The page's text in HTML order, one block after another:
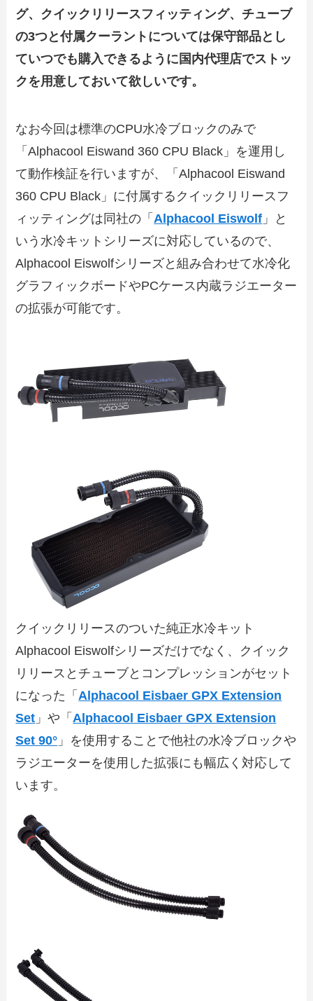
グ、クイックリリースフィッティング、チューブ
の3つと付属クーラントについては保守部品とし
ていつでも購入できるように国内代理店でストッ
クを用意しておいて欲しいです。
なお今回は標準のCPU水冷ブロックのみで
「Alphacool Eiswand 360 CPU Black」を運用し
て動作検証を行いますが、「Alphacool Eiswand
360 CPU Black」に付属するクイックリリースフ
ィッティングは同社の「Alphacool Eiswolf 」と
いう水冷キットシリーズに対応しているので、
Alphacool Eiswolfシリーズと組み合わせて水冷化
グラフィックボードやPCケース内蔵ラジエーター
の拡張が可能です。
クイックリリースのついた純正水冷キット
Alphacool Eiswolfシリーズだけでなく、クイック
リリースとチューブとコンプレッションがセット
になった「 Alphacool Eisbaer GPX Extension
Set 」や「 Alphacool Eisbaer GPX Extension
Set 90° 」を使用することで他社の水冷ブロックや
ラジエーターを使用した拡張にも幅広く対応して
います。